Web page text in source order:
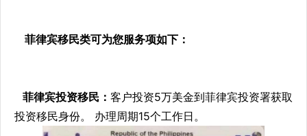
菲律宾移民类可为您服务项如下：
菲律宾投资移民： 客户投资5万美金到菲律宾投资署获取
投资移民身份。 办理周期15个工作日。